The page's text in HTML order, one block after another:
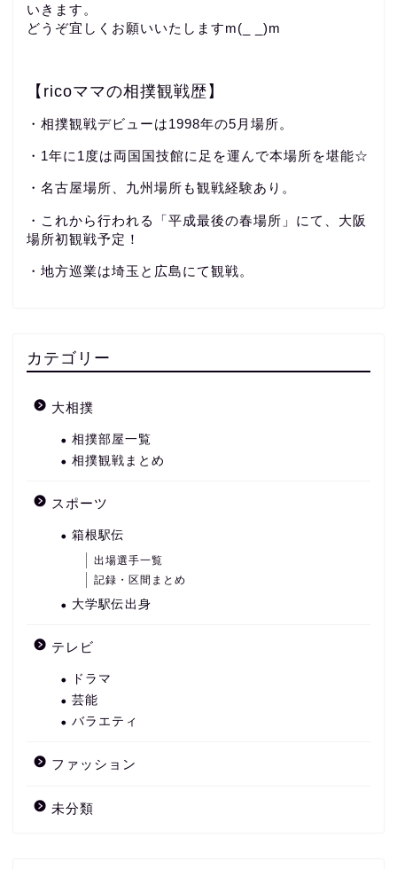
いきます。
どうぞ宜しくお願いいたしますm(_ _)m
【ricoママの相撲観戦歴】
・相撲観戦デビューは1998年の5月場所。
・1年に1度は両国国技館に足を運んで本場所を堪能☆
・名古屋場所、九州場所も観戦経験あり。
・これから行われる「平成最後の春場所」にて、大阪
場所初観戦予定！
・地方巡業は埼玉と広島にて観戦。
カテゴリー
大相撲
相撲部屋一覧
相撲観戦まとめ
スポーツ
箱根駅伝
出場選手一覧
記録・区間まとめ
大学駅伝出身
テレビ
ドラマ
芸能
バラエティ
ファッション
未分類